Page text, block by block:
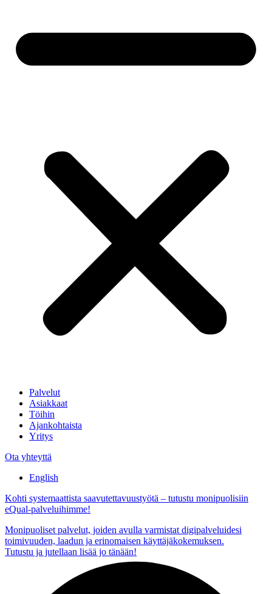
Palvelut
Asiakkaat
Töihin
Ajankohtaista
Yritys
Ota yhteyttä
English
Kohti systemaattista saavutettavuustyötä – tutustu monipuolisiin
eQual-palveluihimme!
Monipuoliset palvelut, joiden avulla varmistat digipalveluidesi
toimivuuden, laadun ja erinomaisen käyttäjäkokemuksen.
Tutustu ja jutellaan lisää jo tänään!